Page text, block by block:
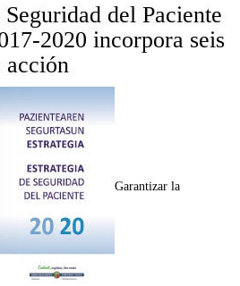
del Paciente
2020 incorpora seis
acción
Garantizar la